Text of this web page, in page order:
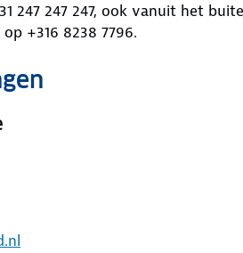
247 247 247, ook vanuit het
+316 8238 7796.